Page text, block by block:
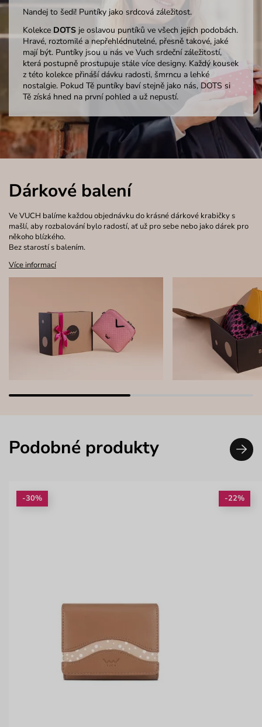
Nandej to šedi! Puntíky jako srdcová záležitost.
Kolekce DOTS je oslavou puntíků ve všech jejich podobách.
Hravé, roztomilé a nepřehlédnutelné, přesně takové, jaké
mají být. Puntíky jsou u nás ve Vuch srdeční záležitostí,
která postupně prostupuje stále více designy. Každý kousek
z této kolekce přináší dávku radosti, šmrncu a lehké
nostalgie. Pokud Tě puntíky baví stejně jako nás, DOTS si
Tě získá hned na první pohled a už nepustí.
Dárkové balení
Ve VUCH balíme každou objednávku do krásné dárkové krabičky s
mašlí, aby rozbalování bylo radostí, ať už pro sebe nebo jako dárek pro
někoho blízkého.
Bez starostí s balením.
Více informací
Podobné produkty
-30% -22%